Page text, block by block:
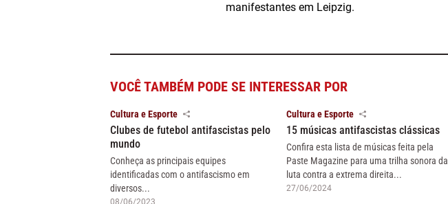
manifestantes em Leipzig.
VOCÊ TAMBÉM PODE SE INTERESSAR POR
Cultura e Esporte
Clubes de futebol antifascistas pelo
mundo
Conheça as principais equipes
identificadas com o antifascismo em
diversos...
08/06/2023
Cultura e Esporte
15 músicas antifascistas clássicas
Confira esta lista de músicas feita pela
Paste Magazine para uma trilha sonora da
luta contra a extrema direita...
27/06/2024